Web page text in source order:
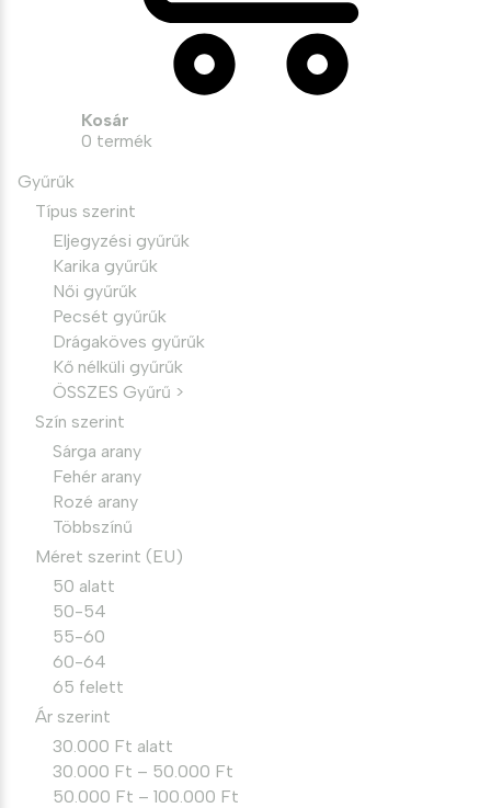
Kosár
0 termék
Gyűrűk
Típus szerint
Eljegyzési gyűrűk
Karika gyűrűk
Női gyűrűk
Pecsét gyűrűk
Drágaköves gyűrűk
Kő nélküli gyűrűk
ÖSSZES Gyűrű >
Szín szerint
Sárga arany
Fehér arany
Rozé arany
Többszínű
Méret szerint (EU)
50 alatt
50-54
55-60
60-64
65 felett
Ár szerint
30.000 Ft alatt
30.000 Ft – 50.000 Ft
50.000 Ft – 100.000 Ft